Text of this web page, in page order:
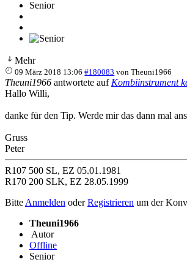
Senior
Mehr
09 März 2018 13:06 #180083 vonTheuni1966
Theuni1966 antwortete auf Kombiinstrument
Hallo Willi,
danke für den Tip. Werde mir das dann mal
Gruss
Peter
R107 500 SL, EZ 05.01.1981
R170 200 SLK, EZ 28.05.1999
Bitte Anmelden oderRegistrieren um der
Theuni1966
Autor
Offline
Senior